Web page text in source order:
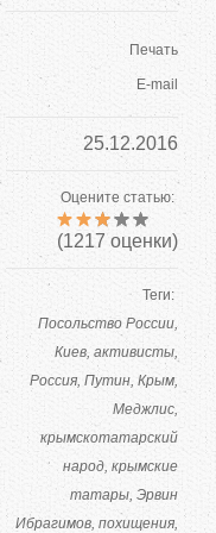
Печать
E-mail
25.12.2016
Оцените статью:
(1217оценки)
Теги:
Посольство России
Киев активисты
Россия Путин Крым
Меджлис
крымскотатарский
народ крымские
татары Эрвин
Ибрагимов похищения